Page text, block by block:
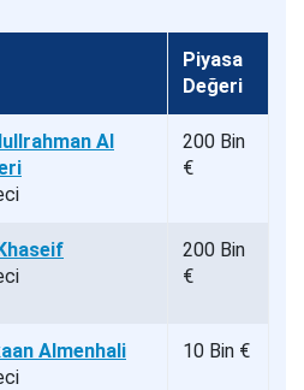
Piyasa
Değeri
Al
200 Bin
€
200 Bin
€
Almenhali
10 Bin €